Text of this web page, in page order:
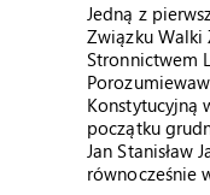
Jedną z
Związku Walki
Stronnictwem
Konstytucyjną
początku
Jan Stanisław
równocześnie